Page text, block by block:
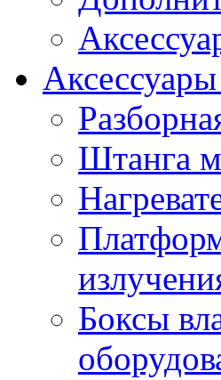
Штанга
Боксы